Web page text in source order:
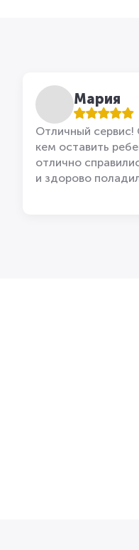
Мария
Отличный сервис!
кем оставить
отлично
и здорово